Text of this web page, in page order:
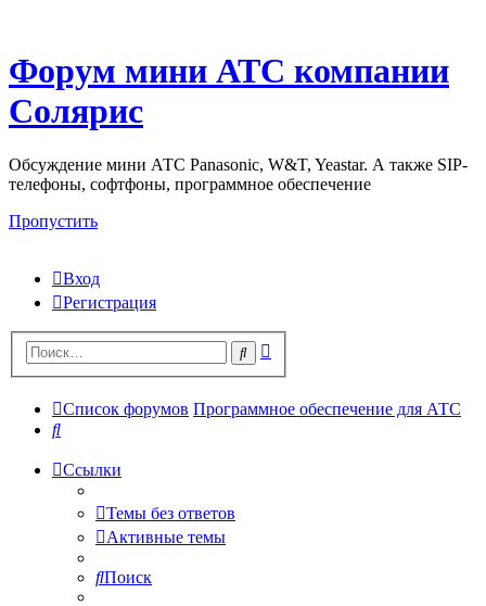
Форум мини АТС компании
Солярис
Обсуждение мини АТС Panasonic, W&T, Yeastar. А также SIP-
телефоны, софтфоны, программное обеспечение
Пропустить
Вход
Регистрация
Поиск
Список форумов Программное обеспечение для АТС
Поиск
Ссылки
Темы без ответов
Активные темы
Поиск